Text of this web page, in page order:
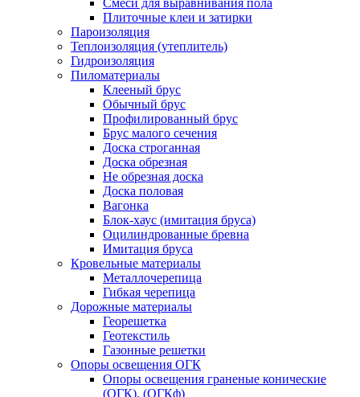
Смеси для выравнивания пола
Плиточные клеи и затирки
Пароизоляция
Теплоизоляция (утеплитель)
Гидроизоляция
Пиломатериалы
Клееный брус
Обычный брус
Профилированный брус
Брус малого сечения
Доска строганная
Доска обрезная
Не обрезная доска
Доска половая
Вагонка
Блок-хаус (имитация бруса)
Оцилиндрованные бревна
Имитация бруса
Кровельные материалы
Металлочерепица
Гибкая черепица
Дорожные материалы
Георешетка
Геотекстиль
Газонные решетки
Опоры освещения ОГК
Опоры освещения граненые конические
(ОГК), (ОГКф)